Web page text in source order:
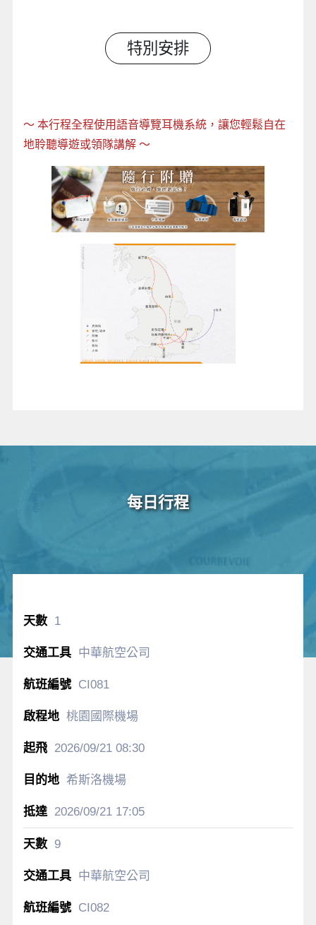
特別安排
～ 本行程全程使用語音導覽耳機系統，讓您輕鬆自在
地聆聽導遊或領隊講解～
每日行程
1
中華航空公司
CI081
桃園國際機場
2026/09/2108:30
希斯洛機場
2026/09/2117:05
9
中華航空公司
CI082